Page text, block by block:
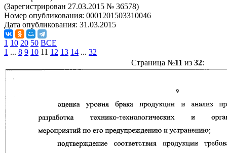
(Зарегистрирован 27.03.2015 № 36578)
Номер опубликования: 0001201503310046
Дата опубликования: 31.03.2015
1 10 20 50 ВСЕ
1 ... 8 9 10 11 12 13 14 ... 32
Страница №11 из 32: